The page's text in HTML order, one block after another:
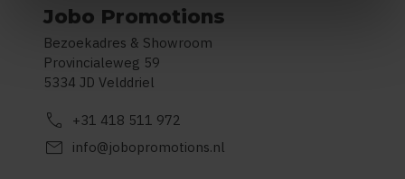
Jobo Promotions
Bezoekadres & Showroom
Provincialeweg 59
5334 JD Velddriel
call +31 418 511 972
mail info@jobopromotions.nl